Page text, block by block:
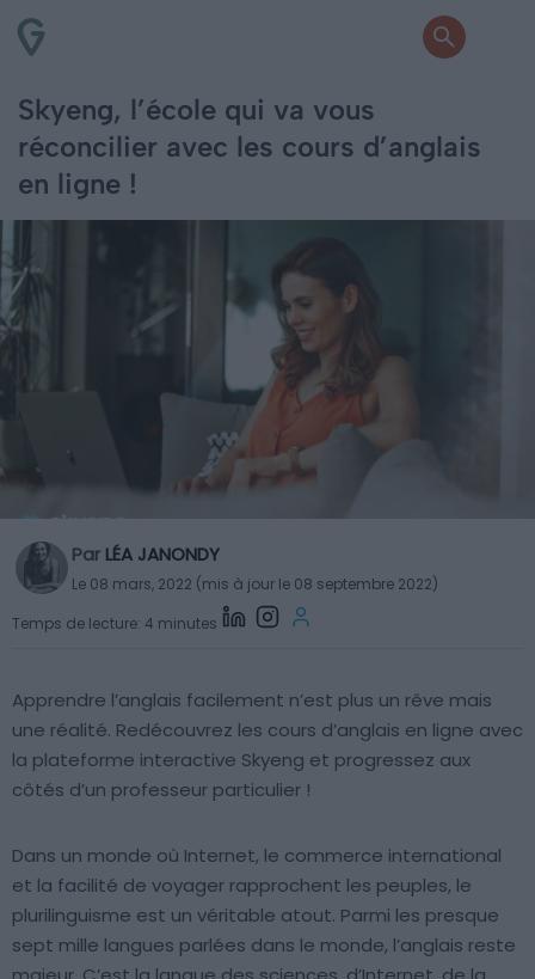
Skyeng, l’école qui va vous
réconcilier avec les cours d’anglais
en ligne !
Par LÉA JANONDY
Le 08 mars, 2022 (mis à jour le 08 septembre 2022)
Temps de lecture: 4 minutes
Apprendre l’anglais facilement n’est plus un rêve mais
une réalité. Redécouvrez les cours d’anglais en ligne avec
la plateforme interactive Skyeng et progressez aux
côtés d’un professeur particulier !
Dans un monde où Internet, le commerce international
et la facilité de voyager rapprochent les peuples, le
plurilinguisme est un véritable atout. Parmi les presque
sept mille langues parlées dans le monde, l’anglais reste